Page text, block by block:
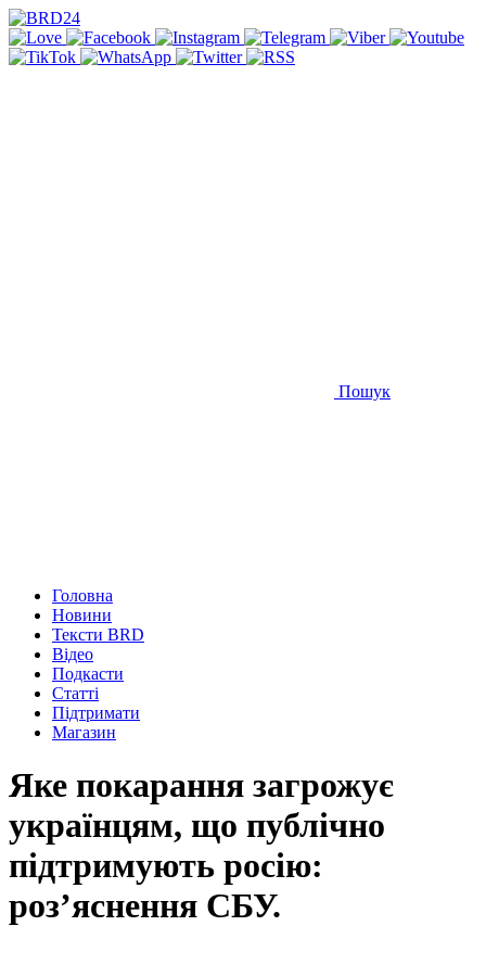
Пошук
Головна
Новини
Тексти BRD
Відео
Подкасти
Статті
Підтримати
Магазин
Яке покарання загрожує
українцям, що публічно
підтримують росію:
роз’яснення СБУ.